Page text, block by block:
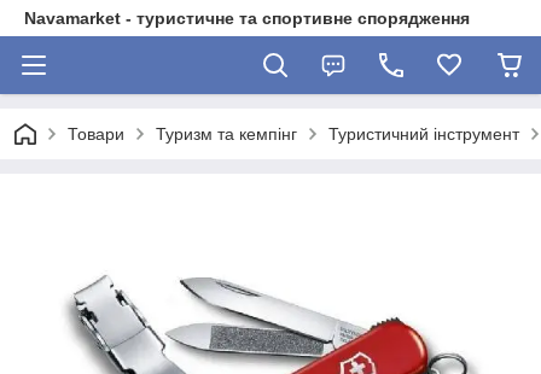
Navamarket - туристичне та спортивне спорядження
Товари Туризм та кемпінг Туристичний інструмент